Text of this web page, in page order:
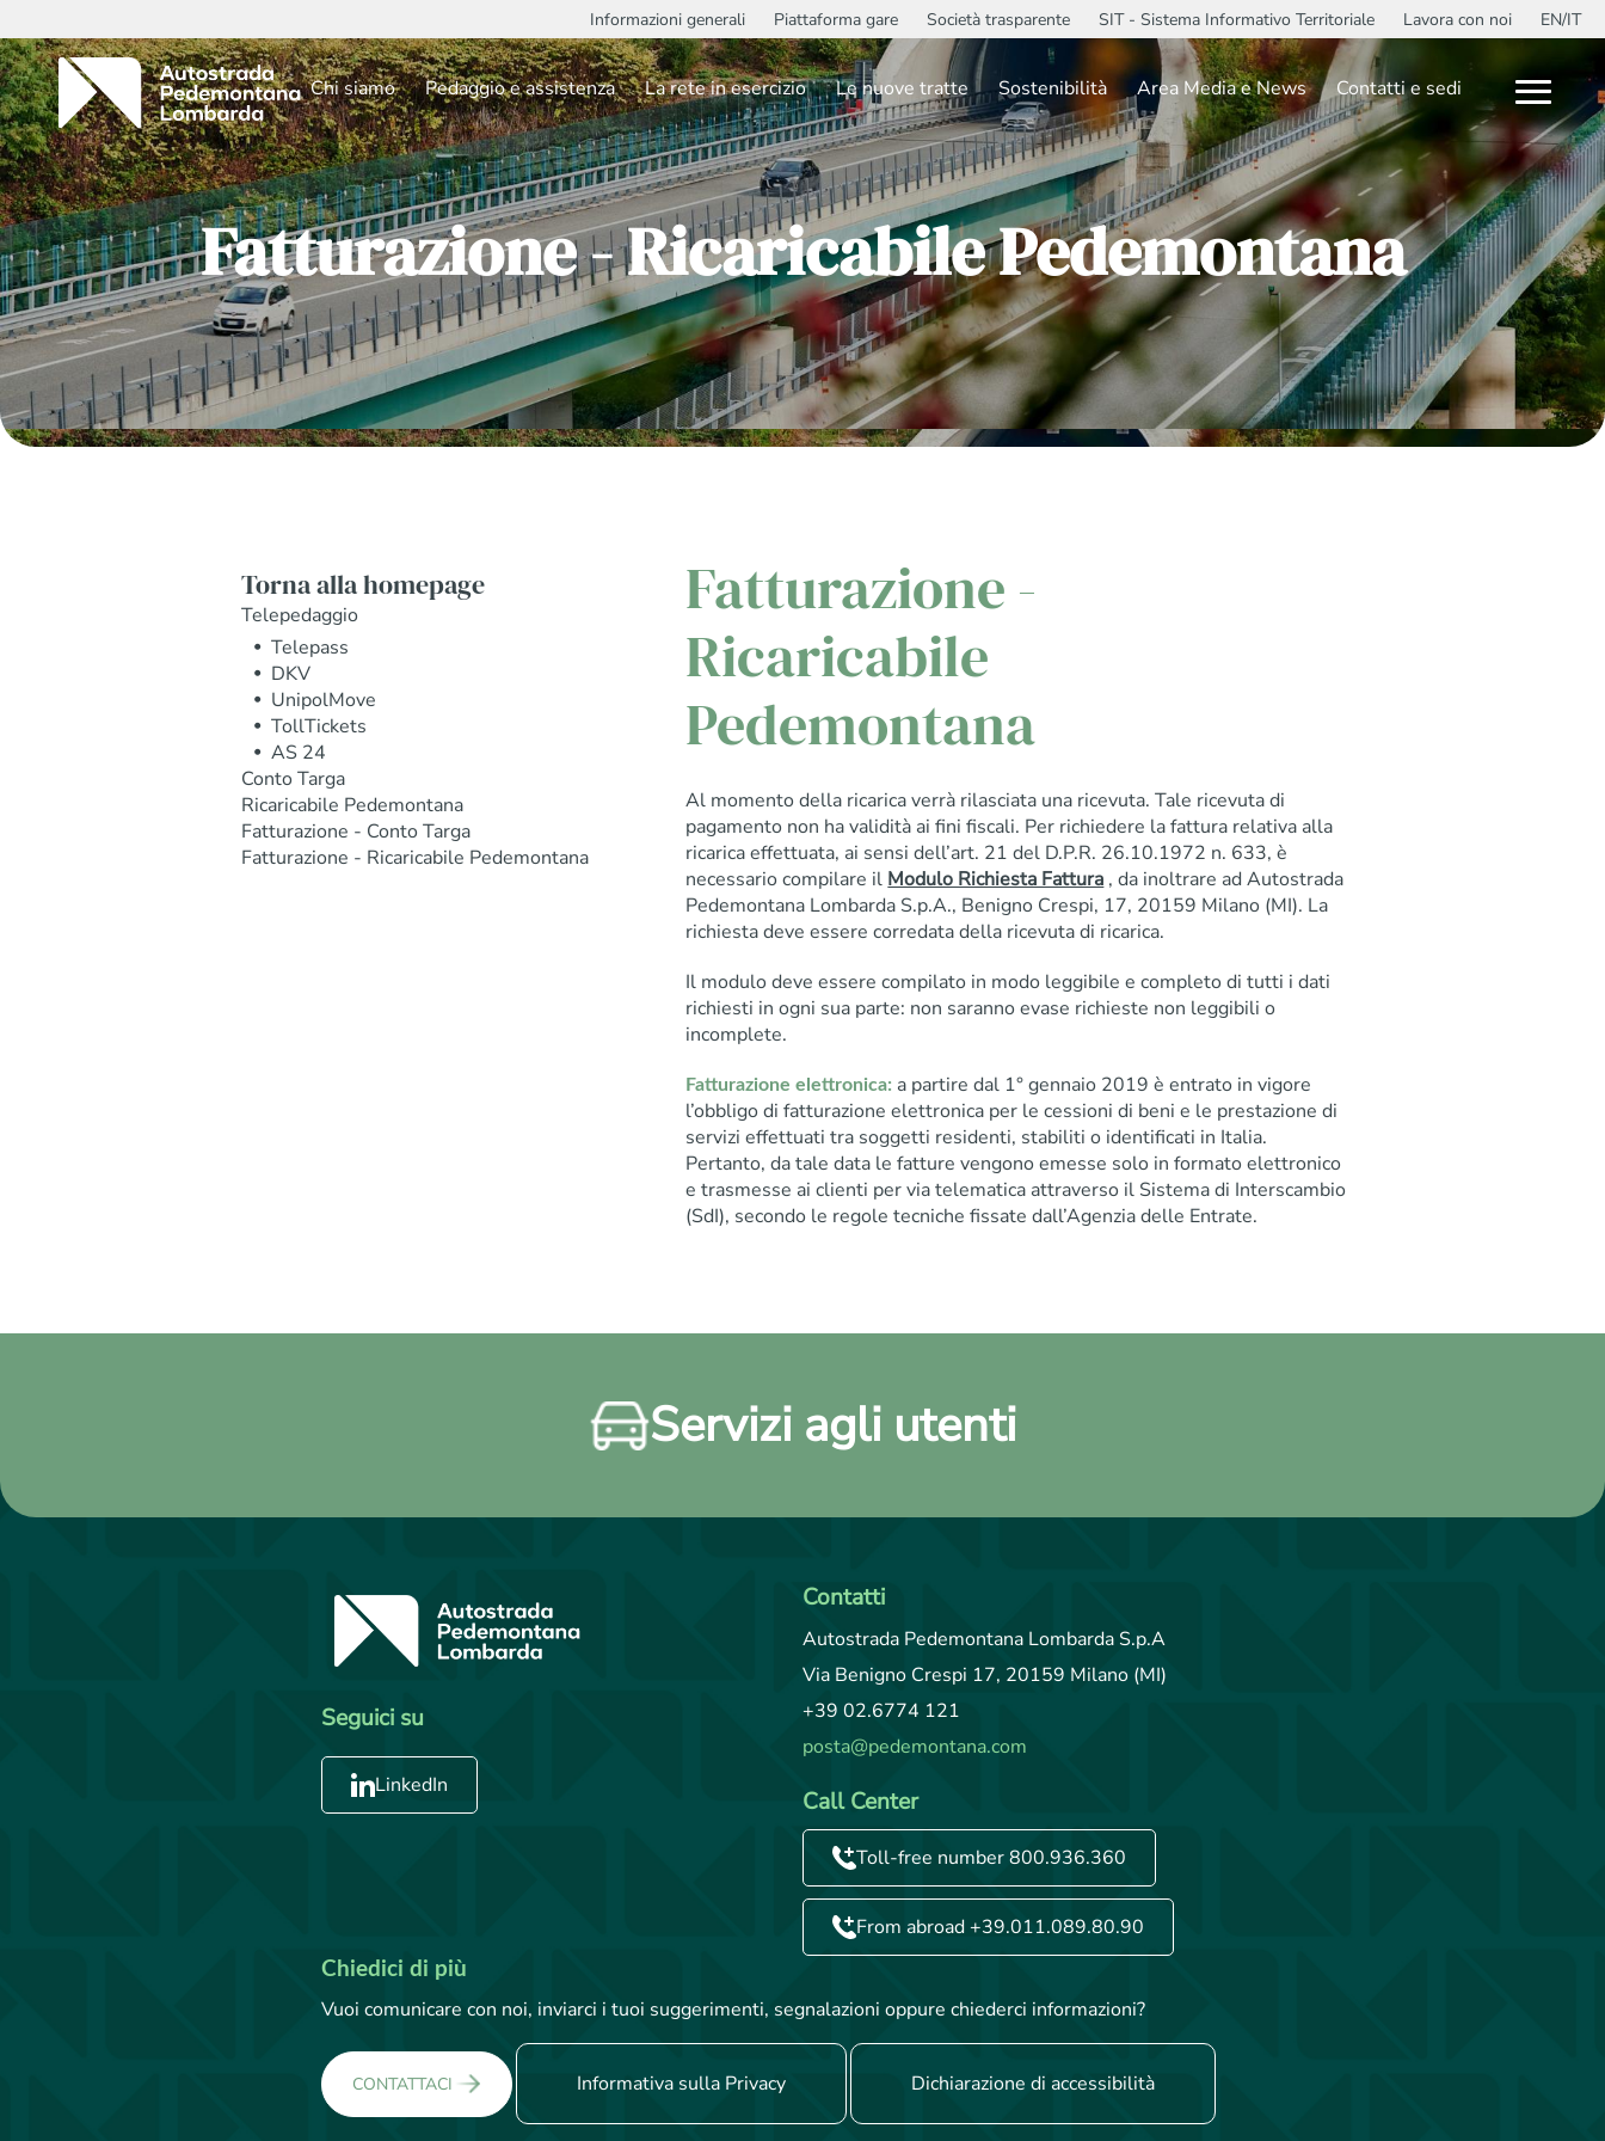
Informazioni generali Piattaforma gare Società trasparente SIT - Sistema Informativo Territoriale Lavora con noi EN/IT
Chi siamo Pedaggio e assistenza La rete in esercizio Le nuove tratte Sostenibilità Area Media e News Contatti e sedi
Fatturazione - Ricaricabile Pedemontana
Torna alla homepage
Telepedaggio
Telepass
DKV
UnipolMove
TollTickets
AS 24
Conto Targa
Ricaricabile Pedemontana
Fatturazione - Conto Targa
Fatturazione - Ricaricabile Pedemontana
Fatturazione -
Ricaricabile
Pedemontana
Al momento della ricarica verrà rilasciata una ricevuta. Tale ricevuta di
pagamento non ha validità ai fini fiscali. Per richiedere la fattura relativa alla
ricarica effettuata, ai sensi dell’art. 21 del D.P.R. 26.10.1972 n. 633, è
necessario compilare il Modulo Richiesta Fattura , da inoltrare ad Autostrada
Pedemontana Lombarda S.p.A., Benigno Crespi, 17, 20159 Milano (MI). La
richiesta deve essere corredata della ricevuta di ricarica.
Il modulo deve essere compilato in modo leggibile e completo di tutti i dati
richiesti in ogni sua parte: non saranno evase richieste non leggibili o
incomplete.
Fatturazione elettronica: a partire dal 1° gennaio 2019 è entrato in vigore
l’obbligo di fatturazione elettronica per le cessioni di beni e le prestazione di
servizi effettuati tra soggetti residenti, stabiliti o identificati in Italia.
Pertanto, da tale data le fatture vengono emesse solo in formato elettronico
e trasmesse ai clienti per via telematica attraverso il Sistema di Interscambio
(SdI), secondo le regole tecniche fissate dall’Agenzia delle Entrate.
Servizi agli utenti
Seguici su
LinkedIn
Contatti
Autostrada Pedemontana Lombarda S.p.A
Via Benigno Crespi 17, 20159 Milano (MI)
+39 02.6774 121
posta@pedemontana.com
Call Center
Toll-free number 800.936.360
From abroad +39.011.089.80.90
Chiedici di più
Vuoi comunicare con noi, inviarci i tuoi suggerimenti, segnalazioni oppure chiederci informazioni?
CONTATTACI Informativa sulla Privacy Dichiarazione di accessibilità